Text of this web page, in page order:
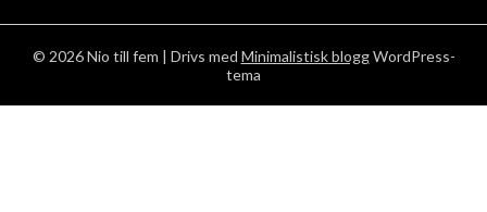
© 2026 Nio till fem | Drivs med Minimalistisk bloggWordPress-
tema